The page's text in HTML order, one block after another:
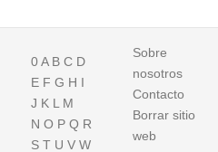
0A B C D
E F G H I
J K L M
N O P Q R
S T U V W
Sobre
nosotros
Contacto
Borrar sitio
web